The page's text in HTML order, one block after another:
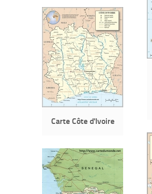
Carte Côte d'Ivoire